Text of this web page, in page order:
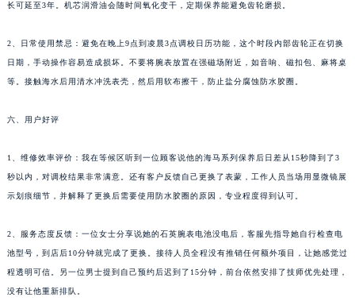
长可延至3年。机芯润滑油会随时间氧化变干，定期保养能避免齿轮磨损。
2、日常使用禁忌：避免在晚上9点到凌晨3点调校日历功能，这个时段内部齿轮正在切换
日期，手动操作容易造成损坏。不要将腕表放置在强磁场附近，如音响、磁扣包、麻将桌
等。接触海水后用清水冲洗表壳，然后用软布擦干，防止盐分腐蚀防水胶圈。
六、用户好评
1、维修效率评价：我在等候区听到一位顾客说他的海马系列保养后日差从15秒降到了3
秒以内，对调校结果非常满意。还有客户反馈自己更换了表蒙，工作人员当场用显微镜展
示划痕细节，并解释了更换后需要使用防水胶圈的原因，专业程度得到认可。
2、服务态度反馈：一位女士分享说她的石英腕表电池没电后，客服先指导她自行检查电
池型号，到店后10分钟就完成了更换。接待人员全程没有推销任何额外项目，让她感觉过
程透明可信。另一位男士提到自己预约后迟到了15分钟，前台依然安排了技师优先处理，
没有让他重新排队。